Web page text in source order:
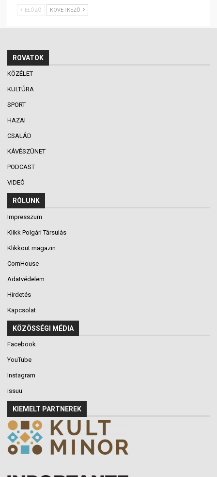
ELŐZŐ KÖVETKEZŐ
ROVATOK
KÖZÉLET
KULTÚRA
SPORT
HAZAI
CSALÁD
KÁVÉSZÜNET
PODCAST
VIDEÓ
RÓLUNK
Impresszum
Klikk Polgári Társulás
Klikkout magazin
CornHouse
Adatvédelem
Hirdetés
Kapcsolat
KÖZÖSSÉGI MÉDIA
Facebook
YouTube
Instagram
issuu
KIEMELT PARTNEREK